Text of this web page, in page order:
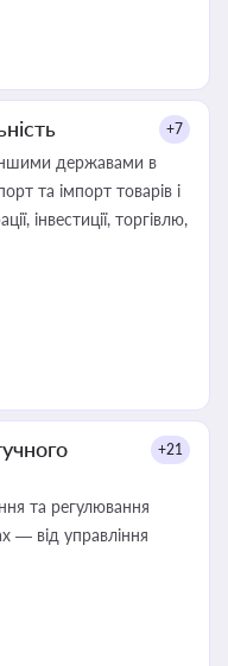
+7
державами в
та імпорт товарів і
інвестиції, торгівлю,
+21
та регулювання
— від управління